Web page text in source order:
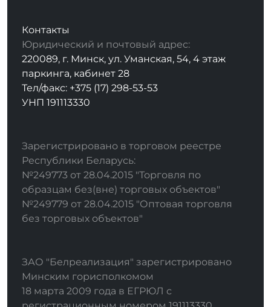
Контакты
Юридический и почтовый адрес:
220089, г. Минск, ул. Уманская, 54, 4 этаж
паркинга, кабинет 28
Тел/факс: +375 (17) 298-53-53
УНП 191113330
Зарегистрировано в торговом реестре
Республики Беларусь:
№249773 от 28.04.2015 "Торговля по
образцам без(вне) торговых объектов"
№249779 от 28.04.2015 "Оптовая торговля
без торговых объектов"
ЗАО "Белреализация" зарегистрировано
Минским горисполкомом
18 марта 2009 года в ЕГРЮЛ с